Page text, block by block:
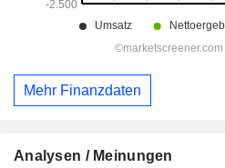
Mehr Finanzdaten
Analysen / Meinungen